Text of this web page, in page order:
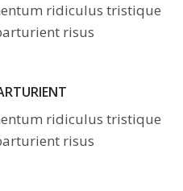
ridiculus tristique
risus
ridiculus tristique
risus